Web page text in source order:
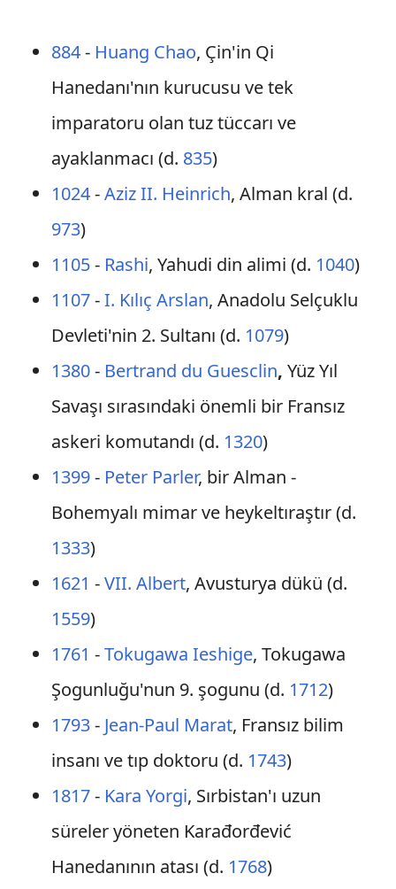
884- Huang Chao, Çin'in Qi
Hanedanı'nın kurucusu ve tek
imparatoru olan tuz tüccarı ve
ayaklanmacı (d. 835)
1024-Aziz II. Heinrich, Alman kral (d.
973)
1105- Rashi, Yahudi din alimi (d. 1040)
1107-I. Kılıç Arslan, Anadolu Selçuklu
Devleti'nin 2. Sultanı (d. 1079)
1380- Bertrand du Guesclin, Yüz Yıl
Savaşı sırasındaki önemli bir Fransız
askeri komutandı (d. 1320)
1399- Peter Parler, bir Alman -
Bohemyalı mimar ve heykeltıraştır (d.
1333)
1621 -VII. Albert, Avusturya dükü (d.
1559)
1761 -Tokugawa Ieshige, Tokugawa
Şogunluğu'nun 9. şogunu (d. 1712)
1793- Jean-Paul Marat, Fransız bilim
insanı ve tıp doktoru (d. 1743)
1817- Kara Yorgi, Sırbistan'ı uzun
süreler yöneten Karađorđević
Hanedanının atası (d. 1768)